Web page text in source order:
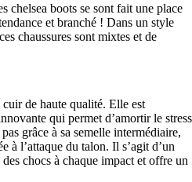
chelsea boots se sont fait une place
et branché ! Dans un style
chaussures sont mixtes et de
de haute qualité. Elle est
qui permet d’amortir le stress
grâce à sa semelle intermédiaire,
l’attaque du talon. Il s’agit d’un
chocs à chaque impact et offre un